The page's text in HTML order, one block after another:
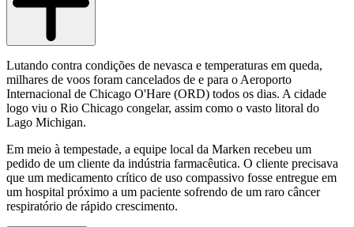
Lutando contra condições de nevasca e temperaturas em queda,
milhares de voos foram cancelados de e para o Aeroporto
Internacional de Chicago O'Hare (ORD) todos os dias. A cidade
logo viu o Rio Chicago congelar, assim como o vasto litoral do
Lago Michigan.
Em meio à tempestade, a equipe local da Marken recebeu um
pedido de um cliente da indústria farmacêutica. O cliente precisava
que um medicamento crítico de uso compassivo fosse entregue em
um hospital próximo a um paciente sofrendo de um raro câncer
respiratório de rápido crescimento.